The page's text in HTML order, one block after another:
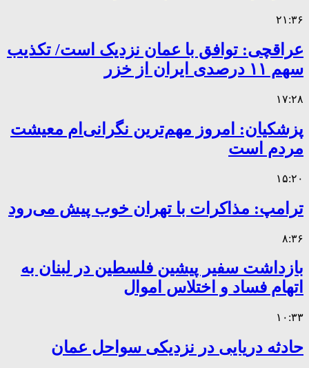
۲۱:۳۶
عراقچی: توافق با عمان نزدیک است/ تکذیب
سهم ۱۱ درصدی ایران از خزر
۱۷:۲۸
پزشکیان: امروز مهم‌ترین نگرانی‌ام معیشت
مردم است
۱۵:۲۰
ترامپ: مذاکرات با تهران خوب پیش می‌رود
۸:۳۶
بازداشت سفیر پیشین فلسطین در لبنان به
اتهام فساد و اختلاس اموال
۱۰:۳۳
حادثه دریایی در نزدیکی سواحل عمان